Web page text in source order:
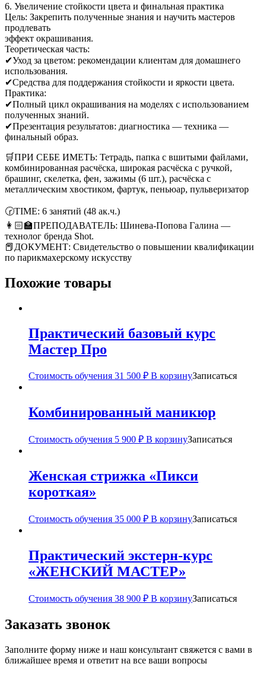
6. Увеличение стойкости цвета и финальная практика
Цель: Закрепить полученные знания и научить мастеров
продлевать
эффект окрашивания.
Теоретическая часть:
✔Уход за цветом: рекомендации клиентам для домашнего
использования.
✔Средства для поддержания стойкости и яркости цвета.
Практика:
✔Полный цикл окрашивания на моделях с использованием
полученных знаний.
✔Презентация результатов: диагностика — техника —
финальный образ.
🛒ПРИ СЕБЕ ИМЕТЬ: Тетрадь, папка с вшитыми файлами,
комбинированная расчёска, широкая расчёска с ручкой,
брашинг, скелетка, фен, зажимы (6 шт.), расчёска с
металлическим хвостиком, фартук, пеньюар, пульверизатор
🕝TIME: 6 занятий (48 ак.ч.)
👩🏻‍🏫ПРЕПОДАВАТЕЛЬ: Шинева-Попова Галина —
технолог бренда Shot.
📕ДОКУМЕНТ: Свидетельство о повышении квалификации
по парикмахерскому искусству
Похожие товары
Практический базовый курс
Мастер Про
Стоимость обучения 31 500 ₽ В корзинуЗаписаться
Комбинированный маникюр
Стоимость обучения 5 900 ₽ В корзинуЗаписаться
Женская стрижка «Пикси
короткая»
Стоимость обучения 35 000 ₽ В корзинуЗаписаться
Практический экстерн-курс
«ЖЕНСКИЙ МАСТЕР»
Стоимость обучения 38 900 ₽ В корзинуЗаписаться
Заказать звонок
Заполните форму ниже и наш консультант свяжется с вами в
ближайшее время и ответит на все ваши вопросы